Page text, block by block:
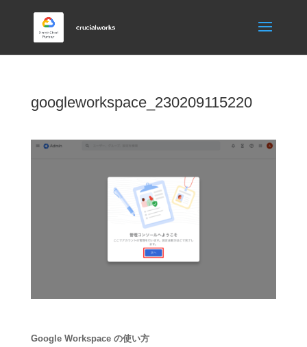
googleworkspace_230209115220
Google Workspace の使い方